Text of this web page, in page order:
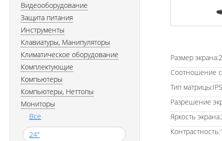
Размер
Соотношение
Тип матрицы:IPS
Разрешение
Яркость
Видеооборудование
Защита питания
Инструменты
Клавиатуры, Манипуляторы
Климатическое оборудование
Комплектующие
Компьютеры
Компьютеры, Неттопы
Мониторы
Все
24"